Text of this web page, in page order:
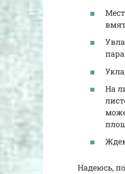
На
Надеюсь,